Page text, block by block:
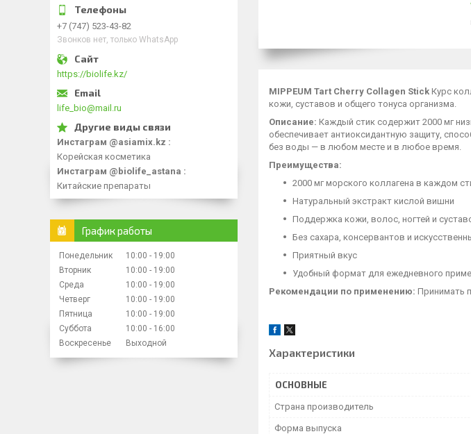
MIPPEUM Tart Cherry Collagen Stick Курс
кожи, суставов и общего тонуса организма.
Описание: Каждый стик содержит 2000 мг
обеспечивает антиоксидантную защиту,
без воды — в любом месте и в любое время.
Преимущества:
2000 мг морского коллагена в каждом
Натуральный экстракт кислой вишни
Поддержка кожи, волос, ногтей и
Без сахара, консервантов и
Приятный вкус
Удобный формат для ежедневного
Рекомендации по применению: Принимать
Характеристики
ОСНОВНЫЕ
Страна производитель
Форма выпуска
+7 (747) 523-43-82
Звонков нет, только WhatsApp
https://biolife.kz/
life_bio@mail.ru
Инстаграм @asiamix.kz
Корейская косметика
Инстаграм @biolife_astana
Китайские препараты
График работы
Понедельник 10:00
19:00
Вторник
10:00
19:00
Среда
10:00
19:00
Четверг
10:00
19:00
Пятница
10:00
19:00
Суббота
10:00
16:00
Воскресенье
Выходной